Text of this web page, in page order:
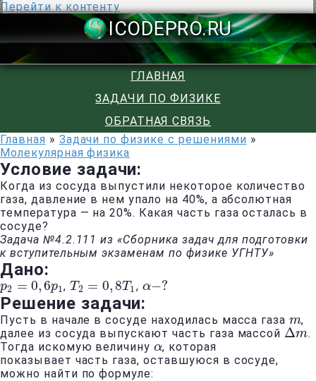
Перейти к контенту
ГЛАВНАЯ
ЗАДАЧИ ПО ФИЗИКЕ
ОБРАТНАЯ СВЯЗЬ
Главная » Задачи по физике с решениями »
Молекулярная физика
Условие задачи:
Когда из сосуда выпустили некоторое количество
газа, давление в нем упало на 40%, а абсолютная
температура — на 20%. Какая часть газа осталась в
сосуде?
Задача №4.2.111 из «Сборника задач для подготовки
к вступительным экзаменам по физике УГНТУ»
Дано:
p2 = 0,6p1
p2 =0, 6p1 ,T2 = 0,8T1
T2 =0, 8T 1 ,α−?
α−?
Решение задачи:
Пусть в начале в сосуде находилась масса газаm
m ,
далее из сосуда выпускают часть газа массой Δm
Δm .
Тогда искомую величинуα
α, которая
показывает часть газа, оставшуюся в сосуде,
можно найти по формуле: